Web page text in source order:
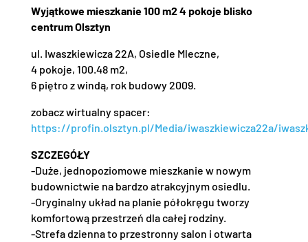
Wyjątkowe mieszkanie 100 m2 4 pokoje blisko
centrum Olsztyn
ul. Iwaszkiewicza 22A, Osiedle Mleczne,
4 pokoje, 100.48 m2,
6 piętro z windą, rok budowy 2009.
zobacz wirtualny spacer:
https://profin.olsztyn.pl/Media/iwaszkiewicza22a/
SZCZEGÓŁY
-Duże, jednopoziomowe mieszkanie w nowym
budownictwie na bardzo atrakcyjnym osiedlu.
-Oryginalny układ na planie półokręgu tworzy
komfortową przestrzeń dla całej rodziny.
-Strefa dzienna to przestronny salon i otwarta